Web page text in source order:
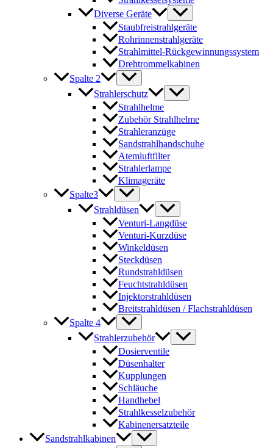
Diverse Geräte
Staubfreistrahlgeräte
Rohrinnenstrahlgeräte
Strahlmittel-Rückgewinnungssystem
Drehtrommelkabinen
Spalte 2
Strahlerschutz
Strahlhelme
Zubehör Strahlhelme
Strahleranzüge
Sandstrahlhandschuhe
Atemluftfilter
Strahlerlampe
Klimageräte
Spalte3
Strahldüsen
Venturi-Langdüse
Venturi-Kurzdüse
Winkeldüsen
Steckdüsen
Rundstrahldüsen
Feuchtstrahldüsen
Injektorstrahldüsen
Breitstrahldüsen / Flachstrahldüsen
Spalte 4
Strahlerzubehör
Dosierventile
Düsenhalter
Kupplungen
Schläuche
Handhebel
Strahlkesselzubehör
Kabinenersatzteile
Sandstrahlkabinen